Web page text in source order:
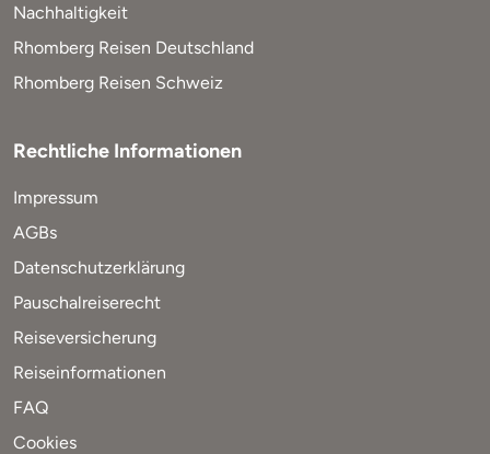
Nachhaltigkeit
Rhomberg Reisen Deutschland
Rhomberg Reisen Schweiz
Rechtliche Informationen
Impressum
AGBs
Datenschutzerklärung
Pauschalreiserecht
Reiseversicherung
Reiseinformationen
FAQ
Cookies